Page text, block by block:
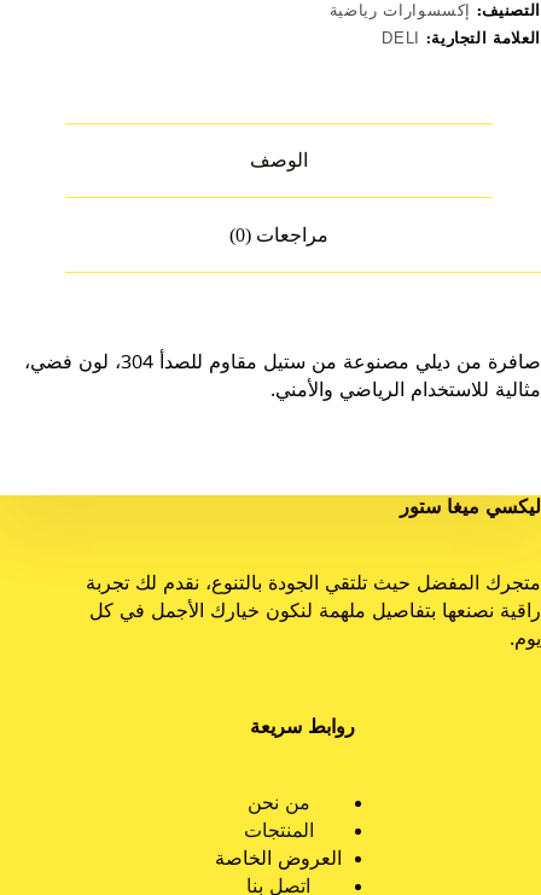
التصنيف: إكسسوارات رياضية
العلامة التجارية: DELI
الوصف
مراجعات (0)
صافرة من ديلي مصنوعة من ستيل مقاوم للصدأ 304، لون فضي،
مثالية للاستخدام الرياضي والأمني.
ليكسي ميغا ستور
متجرك المفضل حيث تلتقي الجودة بالتنوع، نقدم لك تجربة
راقية نصنعها بتفاصيل ملهمة لنكون خيارك الأجمل في كل
يوم.
روابط سريعة
من نحن
المنتجات
العروض الخاصة
اتصل بنا